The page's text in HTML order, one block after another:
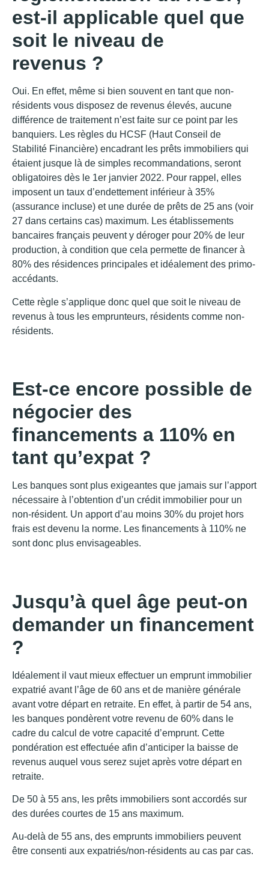
est-il applicable quel que
soit le niveau de
revenus ?
Oui. En effet, même si bien souvent en tant que non-
résidents vous disposez de revenus élevés, aucune
différence de traitement n’est faite sur ce point par les
banquiers. Les règles du HCSF (Haut Conseil de
Stabilité Financière) encadrant les prêts immobiliers qui
étaient jusque là de simples recommandations, seront
obligatoires dès le 1er janvier 2022. Pour rappel, elles
imposent un taux d’endettement inférieur à 35%
(assurance incluse) et une durée de prêts de 25 ans (voir
27 dans certains cas) maximum. Les établissements
bancaires français peuvent y déroger pour 20% de leur
production, à condition que cela permette de financer à
80% des résidences principales et idéalement des primo-
accédants.
Cette règle s’applique donc quel que soit le niveau de
revenus à tous les emprunteurs, résidents comme non-
résidents.
Est-ce encore possible de
négocier des
financements a 110% en
tant qu’expat ?
Les banques sont plus exigeantes que jamais sur l’apport
nécessaire à l’obtention d’un crédit immobilier pour un
non-résident. Un apport d’au moins 30% du projet hors
frais est devenu la norme. Les financements à 110% ne
sont donc plus envisageables.
Jusqu’à quel âge peut-on
demander un financement
?
Idéalement il vaut mieux effectuer un emprunt immobilier
expatrié avant l’âge de 60 ans et de manière générale
avant votre départ en retraite. En effet, à partir de 54 ans,
les banques pondèrent votre revenu de 60% dans le
cadre du calcul de votre capacité d’emprunt. Cette
pondération est effectuée afin d’anticiper la baisse de
revenus auquel vous serez sujet après votre départ en
retraite.
De 50 à 55 ans, les prêts immobiliers sont accordés sur
des durées courtes de 15 ans maximum.
Au-delà de 55 ans, des emprunts immobiliers peuvent
être consenti aux expatriés/non-résidents au cas par cas.